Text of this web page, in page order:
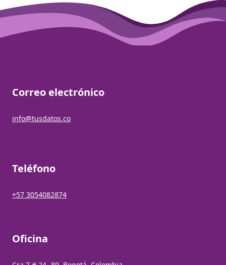
Correo electrónico
info@tusdatos.co
Teléfono
+57 3054082874
Oficina